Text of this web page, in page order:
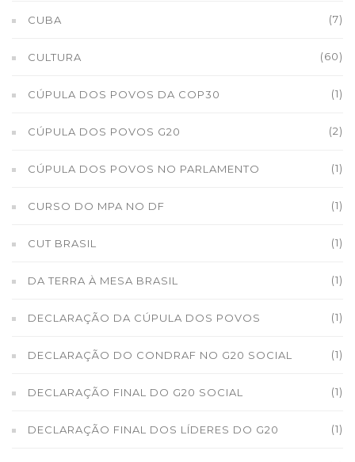
CUBA (7)
CULTURA (60)
CÚPULA DOS POVOS DA COP30 (1)
CÚPULA DOS POVOS G20 (2)
CÚPULA DOS POVOS NO PARLAMENTO (1)
CURSO DO MPA NO DF (1)
CUT BRASIL (1)
DA TERRA À MESA BRASIL (1)
DECLARAÇÃO DA CÚPULA DOS POVOS (1)
DECLARAÇÃO DO CONDRAF NO G20 SOCIAL (1)
DECLARAÇÃO FINAL DO G20 SOCIAL (1)
DECLARAÇÃO FINAL DOS LÍDERES DO G20 (1)